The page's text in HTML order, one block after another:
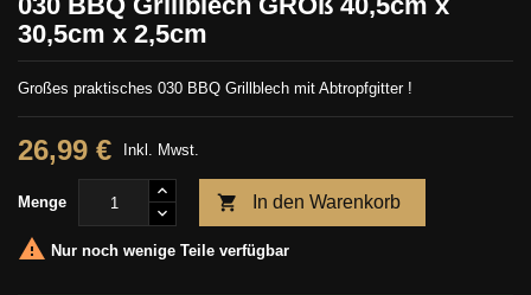
30,5cm x 2,5cm
Großes praktisches 030 BBQ Grillblech mit Abtropfgitter !
26,99 € Inkl. Mwst.
Menge  In den Warenkorb
 Nur noch wenige Teile verfügbar